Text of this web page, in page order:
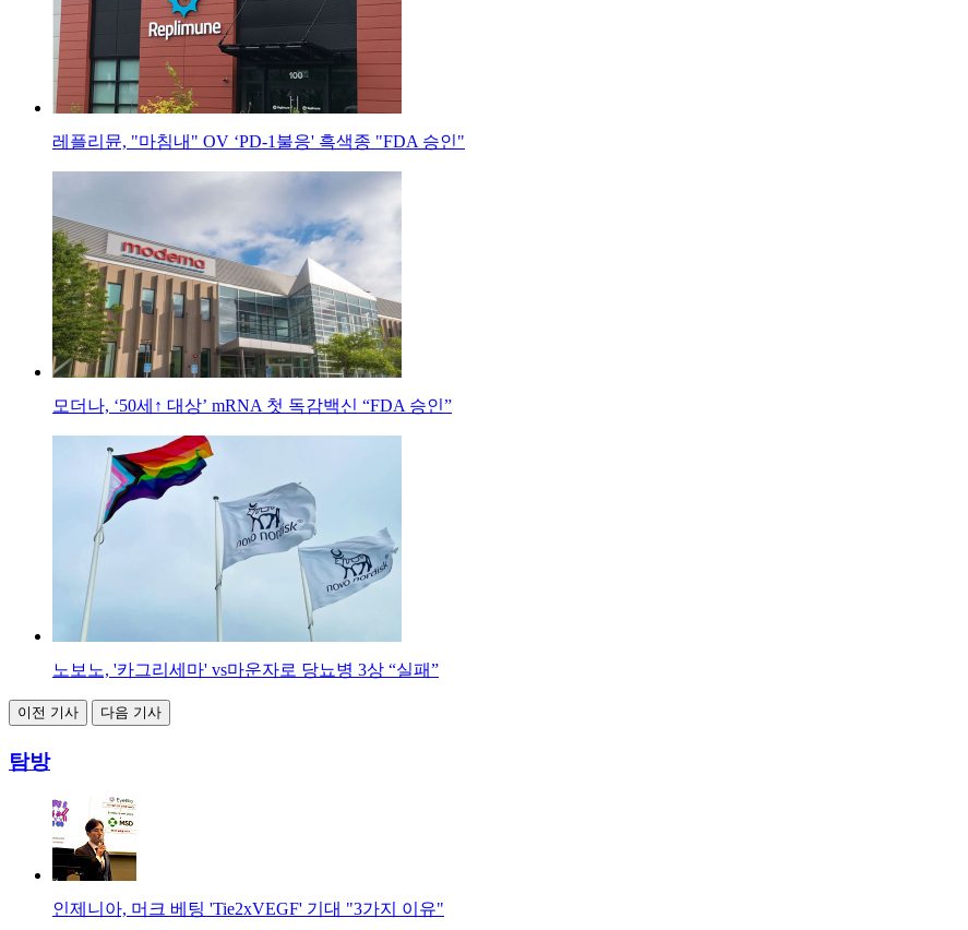
레플리뮨, "마침내" OV ‘PD-1불응' 흑색종 "FDA 승인"
모더나, ‘50세↑ 대상’ mRNA 첫 독감백신 “FDA 승인”
노보노, '카그리세마' vs마운자로 당뇨병 3상 “실패”
이전 기사 다음 기사
탐방
인제니아, 머크 베팅 'Tie2xVEGF' 기대 "3가지 이유"